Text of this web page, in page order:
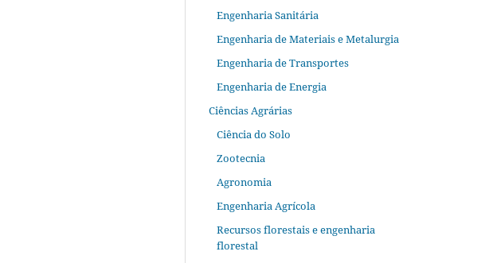
Engenharia Sanitária
Engenharia de Materiais e Metalurgia
Engenharia de Transportes
Engenharia de Energia
Ciências Agrárias
Ciência do Solo
Zootecnia
Agronomia
Engenharia Agrícola
Recursos florestais e engenharia
florestal